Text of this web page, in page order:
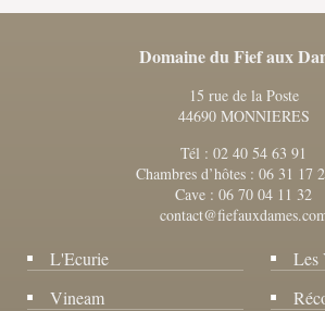
Domaine du Fief aux
15 rue de la Poste
44690 MONNIERES
Tél : 02 40 54 63 91
Chambres d’hôtes : 06 31 17
Cave : 06 70 04 11 32
L'Ecurie
Vineam
Les